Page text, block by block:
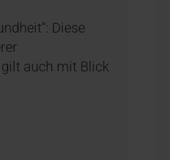
Diese
auch mit Blick